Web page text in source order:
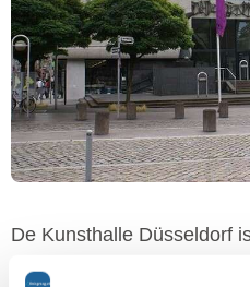
De Kunsthalle Düsseldorf
Grabbeplatz, tegenover